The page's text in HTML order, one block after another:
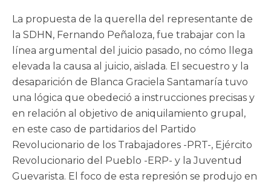
La propuesta de la querella del representante de
la SDHN, Fernando Peñaloza, fue trabajar con la
línea argumental del juicio pasado, no cómo llega
elevada la causa al juicio, aislada. El secuestro y la
desaparición de Blanca Graciela Santamaría tuvo
una lógica que obedeció a instrucciones precisas y
en relación al objetivo de aniquilamiento grupal,
en este caso de partidarios del Partido
Revolucionario de los Trabajadores -PRT-, Ejército
Revolucionario del Pueblo -ERP- y la Juventud
Guevarista. El foco de esta represión se produjo en